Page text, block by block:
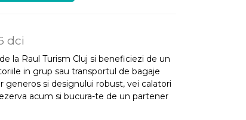
dci
la Raul Turism Cluj si beneficiezi de un
in grup sau transportul de bagaje
generos si designului robust, vei calatori
acum si bucura-te de un partener